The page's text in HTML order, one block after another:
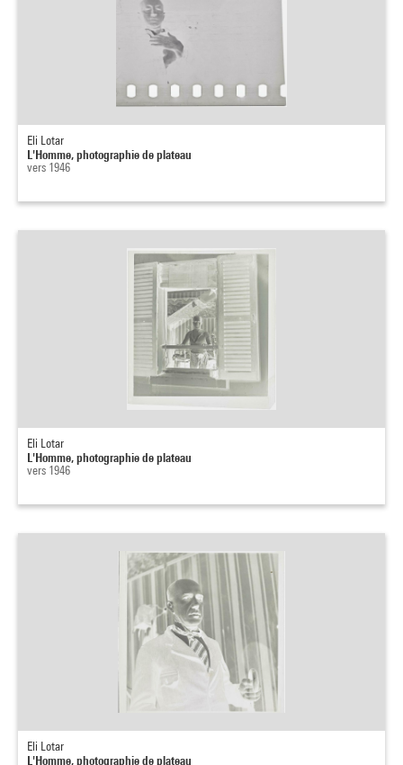
Eli Lotar
L'Homme, photographie de plateau
vers 1946
Eli Lotar
L'Homme, photographie de plateau
vers 1946
Eli Lotar
L'Homme, photographie de plateau